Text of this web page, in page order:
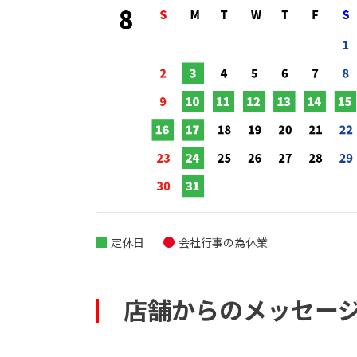
定休日 会社行事の為休業
店舗からのメッセー